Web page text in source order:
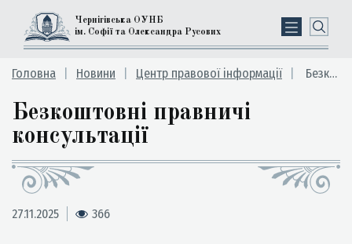
Чернігівська ОУНБ
ім. Софії та Олександра Русових
Головна Новини Центр правової інформації Безкоштовні правничі консультації
Безкоштовні правничі
консультації
27.11.2025 366